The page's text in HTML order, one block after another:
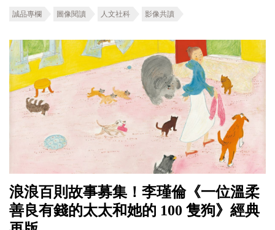
誠品專欄 圖像閱讀 人文社科 影像共讀
浪浪百則故事募集！李瑾倫《一位溫柔
善良有錢的太太和她的 100 隻狗》經典